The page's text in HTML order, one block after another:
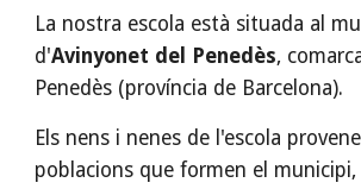
La nostra escola està situada al
d'Avinyonet del Penedès,
Penedès (província de Barcelona).
Els nens i nenes de l'escola
poblacions que formen el municipi,